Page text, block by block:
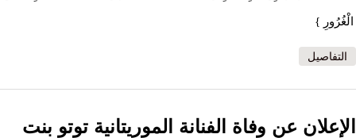
الْغُرُورِ }
التفاصيل
الإعلان عن وفاة الفنانة الموريتانية توتو بنت